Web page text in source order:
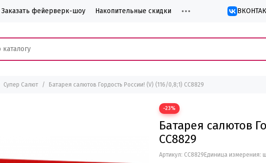
Заказать фейерверк-шоу Накопительные скидки
Супер Салют Батарея салютов Гордость России! (V) (116/0,8;1) СС8829
−23%
Батарея салютов
СС8829
Артикул: СС8829 Единица измерения: